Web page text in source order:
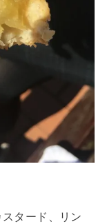
タード、リン